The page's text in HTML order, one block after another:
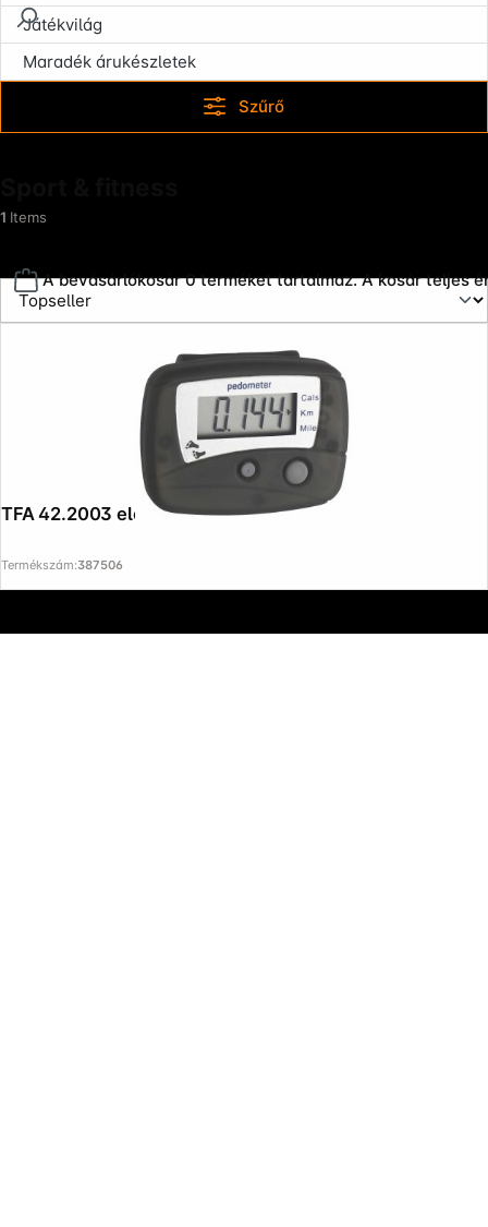
A bevásárlókosár 0 terméket tartalmaz. A kosár teljes
Játékvilág
Maradék árukészletek
Szűrő
1 Items
TFA 42.2003 electronic step counter
Termékszám:387506
Copyright © 2000 - 2026 DIFOX. All rights reserved.